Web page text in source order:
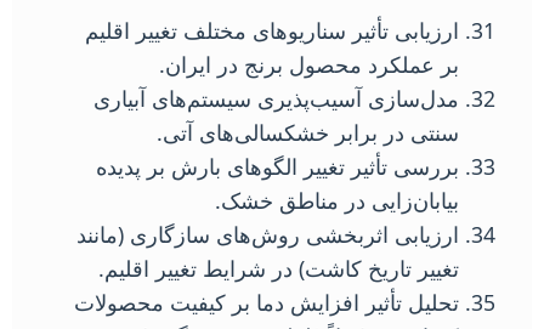
ارزیابی تأثیر سناریوهای مختلف تغییر اقلیم
بر عملکرد محصول برنج در ایران.
مدل‌سازی آسیب‌پذیری سیستم‌های آبیاری
سنتی در برابر خشکسالی‌های آتی.
بررسی تأثیر تغییر الگوهای بارش بر پدیده
بیابان‌زایی در مناطق خشک.
ارزیابی اثربخشی روش‌های سازگاری (مانند
تغییر تاریخ کاشت) در شرایط تغییر اقلیم.
تحلیل تأثیر افزایش دما بر کیفیت محصولات